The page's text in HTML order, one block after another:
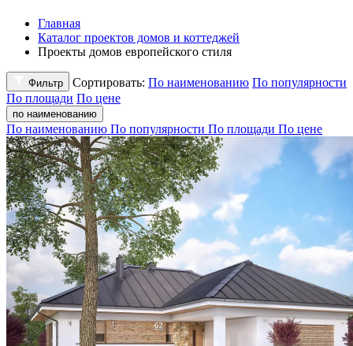
Главная
Каталог проектов домов и коттеджей
Проекты домов европейского стиля
Фильтр Сортировать: По наименованию По популярности
По площади По цене
по наименованию
По наименованию По популярности По площади По цене